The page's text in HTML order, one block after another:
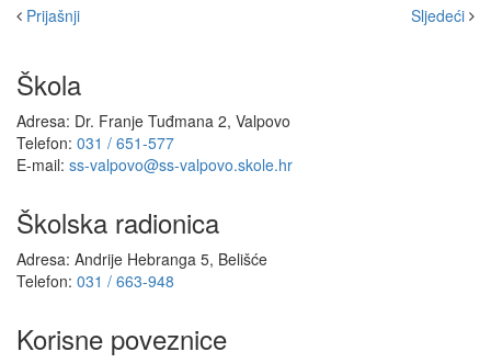
Prijašnji Sljedeći
Škola
Adresa: Dr. Franje Tuđmana 2, Valpovo
Telefon: 031 / 651-577
E-mail: ss-valpovo@ss-valpovo.skole.hr
Školska radionica
Adresa: Andrije Hebranga 5, Belišće
Telefon: 031 / 663-948
Korisne poveznice